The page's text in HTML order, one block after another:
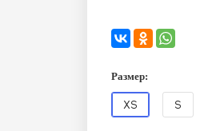
Размер:
XS S